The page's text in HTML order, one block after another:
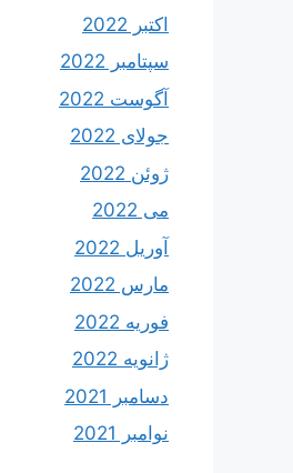
اکتبر 2022
سپتامبر 2022
آگوست 2022
جولای 2022
ژوئن 2022
می 2022
آوریل 2022
مارس 2022
فوریه 2022
ژانویه 2022
دسامبر 2021
نوامبر 2021